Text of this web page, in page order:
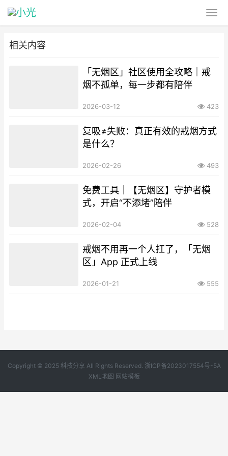
相关内容
「无烟区」社区使用全攻略｜戒
烟不孤单，每一步都有陪伴
2026-03-12 423
复吸≠失败：真正有效的戒烟方式
是什么？
2026-02-26 493
免费工具｜【无烟区】守护者模
式，开启“不添堵”陪伴
2026-02-04 528
戒烟不用再一个人扛了，「无烟
区」App 正式上线
2026-01-21 555
Copyright © 2025 科技分享 All Rights Reserved. 浙ICP备2023017554号-5A
XML地图 网站模板